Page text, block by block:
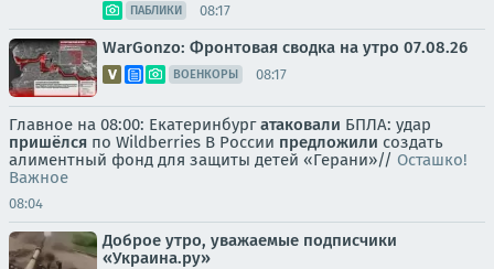
ПАБЛИКИ 08:17
WarGonzo: Фронтовая сводка на утро 07.08.26
ВОЕНКОРЫ 08:17
Главное на 08:00: Екатеринбургатаковали БПЛА: удар
пришёлся по Wildberries В России предложили создать
алиментный фонд для защиты детей «Герани»// Осташко!
Важное
08:04
Доброе утро, уважаемые подписчики
«Украина.ру»